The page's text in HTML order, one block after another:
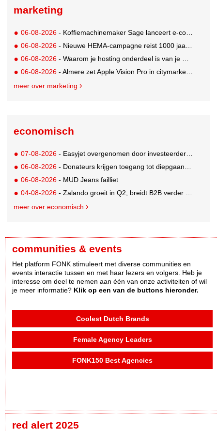
marketing
06-08-2026 - Koffiemachinemaker Sage lanceert e-commerceplatform voor koffieliefhebbers
06-08-2026 - Nieuwe HEMA-campagne reist 1000 jaar terug in de tijd naar 'Hemastein'
06-08-2026 - Waarom je hosting onderdeel is van je merkstrategie
06-08-2026 - Almere zet Apple Vision Pro in citymarketing
meer over marketing
economisch
07-08-2026 - Easyjet overgenomen door investeerder Apollo
06-08-2026 - Donateurs krijgen toegang tot diepgaandere informatie over goede doelen
06-08-2026 - MUD Jeans failliet
04-08-2026 - Zalando groeit in Q2, breidt B2B verder uit en innoveert met AI
meer over economisch
communities & events
Het platform FONK stimuleert met diverse communities en
events interactie tussen en met haar lezers en volgers. Heb je
interesse om deel te nemen aan één van onze activiteiten of wil
je meer informatie? Klik op een van de buttons hieronder.
Coolest Dutch Brands
Female Agency Leaders
FONK150 Best Agencies
red alert 2025